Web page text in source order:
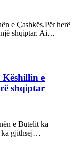
e Çashkës.Për herë
një shqiptar. Ai…
Këshillin e
shqiptar
e Butelit ka
ka gjithsej…